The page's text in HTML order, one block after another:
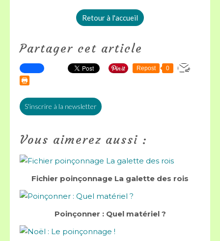
Retour à l'accueil
Partager cet article
Repost 0
S'inscrire à la newsletter
Vous aimerez aussi :
Fichier poinçonnage La galette des rois
Poinçonner : Quel matériel ?